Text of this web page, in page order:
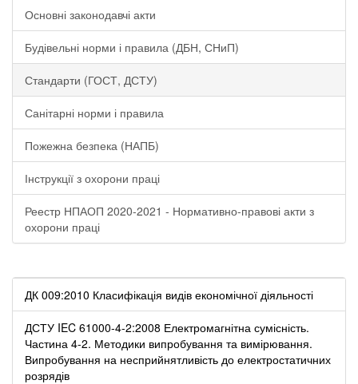
Основні законодавчі акти
Будівельні норми і правила (ДБН, СНиП)
Стандарти (ГОСТ, ДСТУ)
Санітарні норми і правила
Пожежна безпека (НАПБ)
Інструкції з охорони праці
Реестр НПАОП 2020-2021 - Нормативно-правові акти з
охорони праці
ДК 009:2010 Класифікація видів економічної діяльності
ДСТУ IEC 61000-4-2:2008 Електромагнітна сумісність.
Частина 4-2. Методики випробування та вимірювання.
Випробування на несприйнятливість до електростатичних
розрядів